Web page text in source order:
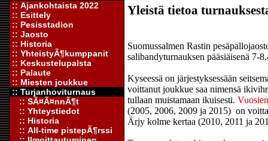
:: Ajankohtaista 2022
:: Esittely
:: Pesisstadion
:: Jaosto
:: Historia
:: YhteistyÃ¶kumppanit
:: Keskustelupalsta
:: Palaute
:: Miesten joukkue
:: Turjanhoviturnaus
:: SÃ¤Ã¤nnÃ¶t
:: Yhteystiedot
:: Historia
:: All-time pistepÃ¶rssi
Yleistä tietoa
Suomussalmen Rastin
salibandyturnauksen pääsiäisenä 7-
Kyseessä on järjestyksessään
voittanut joukkue saa nimensä
tullaan muistamaan ikuisesti.
(2005, 2006, 2009 ja 2015) on
Ärjy kolme kertaa (2010, 2011 ja